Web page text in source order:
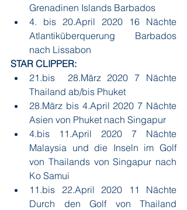
Grenadinen Islands Barbados
4. bis 20.April 2020 16 Nächte
Atlantiküberquerung Barbados
nach Lissabon
STAR CLIPPER:
21.bis  28.März 2020 7 Nächte
Thailand ab/bis Phuket
28.März bis 4.April 2020 7 Nächte
Asien von Phuket nach Singapur
4.bis 11.April 2020 7 Nächte
Malaysia und die Inseln im Golf
von Thailands von Singapur nach
Ko Samui
11.bis 22.April 2020 11 Nächte
Durch den Golf von Thailand